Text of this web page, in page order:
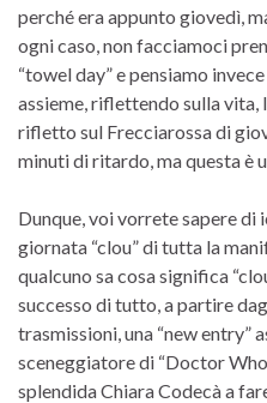
perché era appunto giovedì,
ogni caso, non facciamoci
“towel day” e pensiamo
assieme, riflettendo sulla vita,
rifletto sul Frecciarossa di
minuti di ritardo, ma questa è
Dunque, voi vorrete sapere di
giornata “clou” di tutta la
qualcuno sa cosa significa
successo di tutto, a partire
trasmissioni, una “new entry”
sceneggiatore di “Doctor
splendida Chiara Codecà a